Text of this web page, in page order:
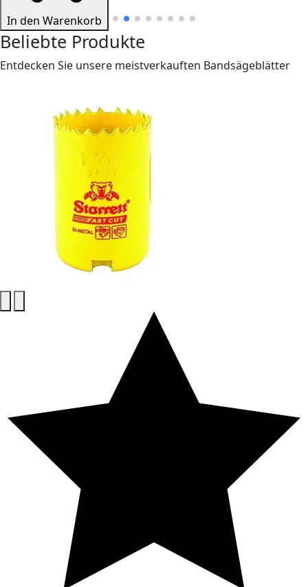
In den Warenkorb
Beliebte Produkte
Entdecken Sie unsere meistverkauften Bandsägeblätter